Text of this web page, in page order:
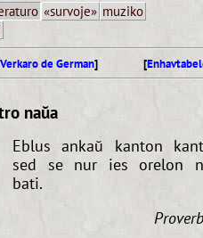
«survoje» muziko
Verkaro de German] [
naŭa
Eblus ankaŭ kanton
sed se nur ies orelon
bati.